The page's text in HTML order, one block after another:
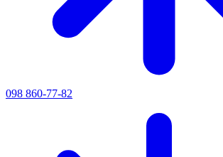
098 860-77-82